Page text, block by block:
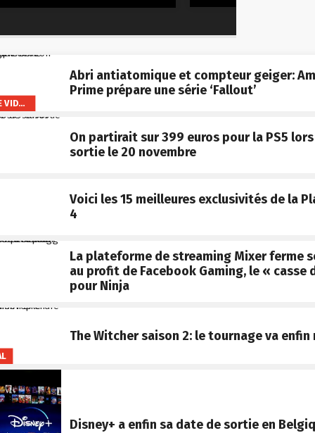
AMAZON PRIME VIDEO
Abri antiatomique et compteur geiger:
Prime prépare une série ‘Fallout’
On partirait sur 399 euros pour la PS5
sortie le 20 novembre
Voici les 15 meilleures exclusivités de la
4
La plateforme de streaming Mixer ferme
au profit de Facebook Gaming, le « casse
pour Ninja
The Witcher saison 2: le tournage va enfin
Disney+ a enfin sa date de sortie en